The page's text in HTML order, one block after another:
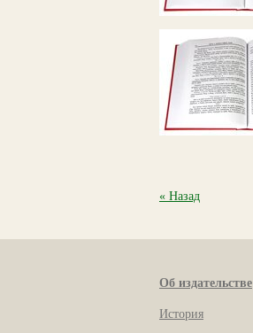
« Назад
Об издательстве
История